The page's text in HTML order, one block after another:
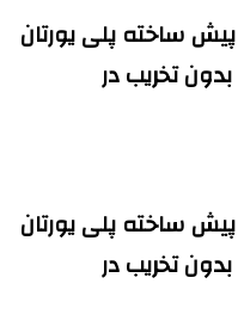
ساخته پلی یورتان
تخریب در
ساخته پلی یورتان
تخریب در